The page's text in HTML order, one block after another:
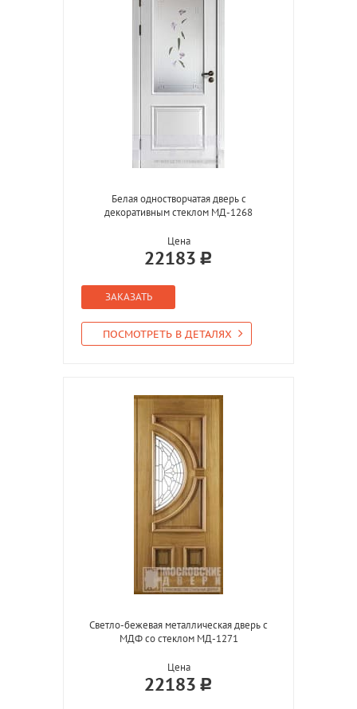
Белая одностворчатая дверь с
декоративным стеклом МД-1268
Цена
22183
ЗАКАЗАТЬ
ПОСМОТРЕТЬ В ДЕТАЛЯХ
Светло-бежевая металлическая дверь с
МДФ со стеклом МД-1271
Цена
22183